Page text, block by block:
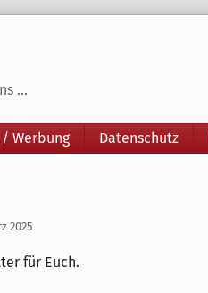
...
Werbung Datenschutz
2025
für Euch.